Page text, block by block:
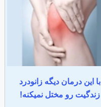
با این درمان دیگه زانودرد
زندگیت رو مختل نمیکنه!